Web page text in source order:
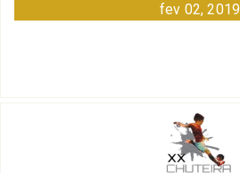
fev 02, 2019